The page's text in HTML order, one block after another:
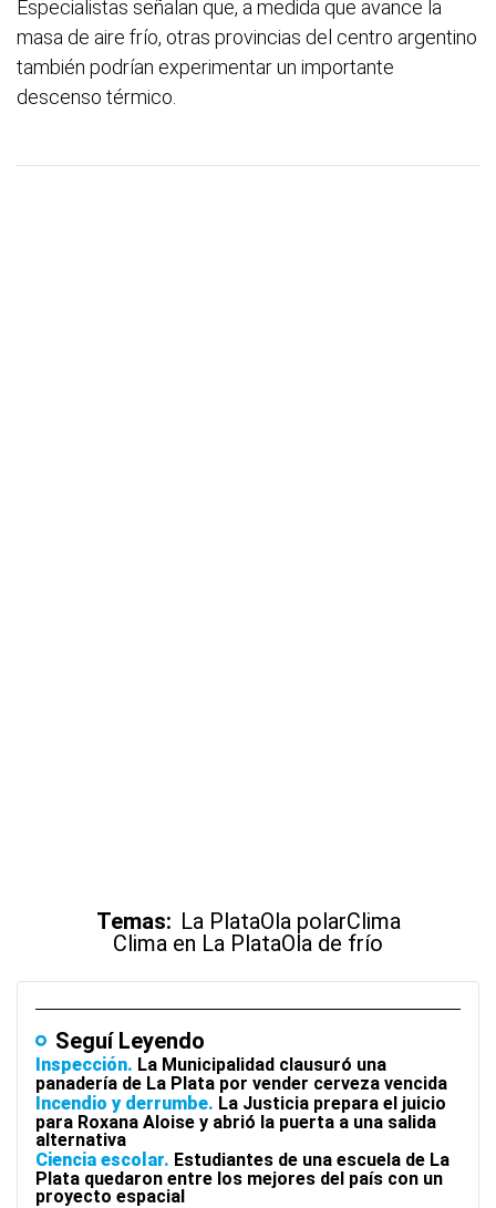
Especialistas señalan que, a medida que avance la
masa de aire frío, otras provincias del centro argentino
también podrían experimentar un importante
descenso térmico.
Temas: La PlataOla polarClima
Clima en La PlataOla de frío
Seguí Leyendo
Inspección La Municipalidad clausuró una
panadería de La Plata por vender cerveza vencida
Incendio y derrumbe La Justicia prepara el juicio
para Roxana Aloise y abrió la puerta a una salida
alternativa
Ciencia escolar Estudiantes de una escuela de La
Plata quedaron entre los mejores del país con un
proyecto espacial